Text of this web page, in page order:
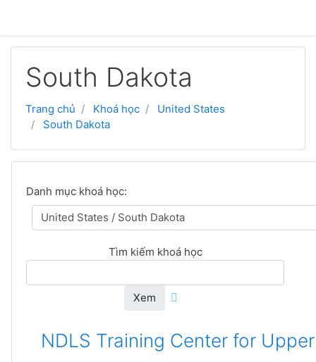
South Dakota
Trang chủ Khoá học
United States
South Dakota
Danh mục khoá học:
Tìm kiếm khoá học
Xem
NDLS Training Center for